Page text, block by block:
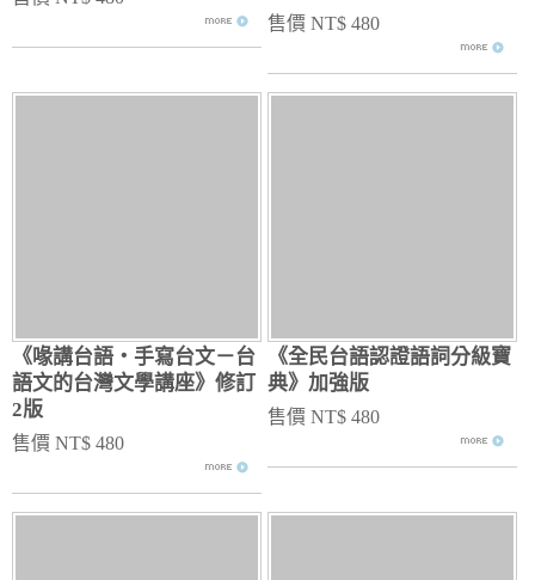
售價 NT$ 480
《喙講台語‧手寫台文－台
語文的台灣文學講座》修訂
2版
售價 NT$ 480
《全民台語認證語詞分級寶
典》加強版
售價 NT$ 480